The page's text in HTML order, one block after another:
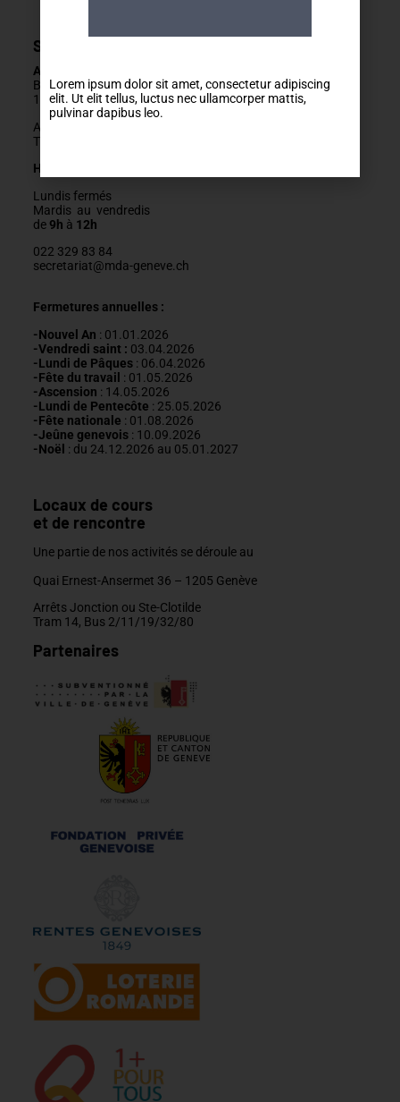
Secrétariat
Adresse
Boulevard Carl-Vogt 2
1205 Genève
Arrêts Jonction ou Ste-Clotilde
Tram 14, Bus 2/11/19/32/80
Horaires
Lundis fermés
Mardis au vendredis
de9h à 12h
022 329 83 84
secretariat@mda-geneve.ch
Fermetures annuelles :
-Nouvel An : 01.01.2026
-Vendredi saint : 03.04.2026
-Lundi de Pâques: 06.04.2026
-Fête du travail : 01 .05.2026
-Ascension : 14.05.2026
-Lundi de Pentecôte : 25.05.2026
-Fête nationale : 01.08.2026
-Jeûne genevois: 10.09.2026
-Noël : du 24.12.2026 au 05.01.2027
Locaux de cours
et de rencontre
Une partie de nos activités se déroule au
Quai Ernest-Ansermet 36 – 1205 Genève
Arrêts Jonction ou Ste-Clotilde
Tram 14, Bus 2/11/19/32/80
Partenaires
Lorem ipsum dolor sit amet, consectetur adipiscing
elit. Ut elit tellus, luctus nec ullamcorper mattis,
pulvinar dapibus leo.